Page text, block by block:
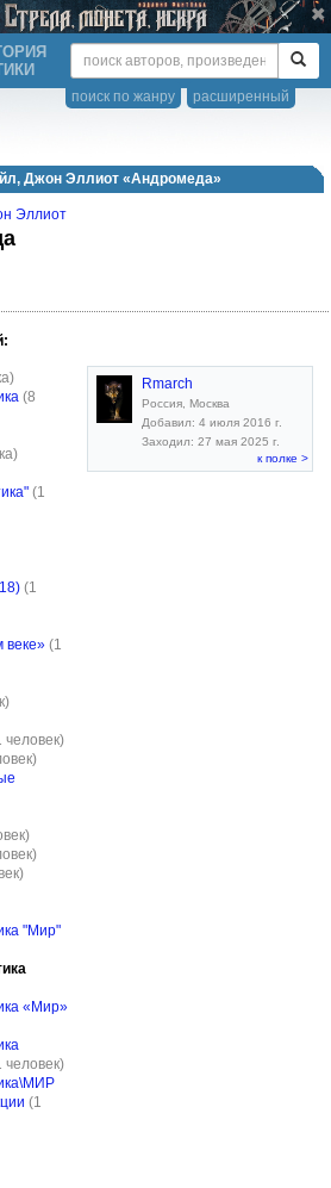
расширенный
поиск по жанру
Джон Эллиот «Андромеда»
Эллиот
(8
(1
(1
веке» (1
человек)
"Мир"
«Мир»
человек)
(1
Rmarch
Россия, Москва
Добавил: 4 июля 2016 г.
Заходил: 27 мая 2025 г.
к полке >